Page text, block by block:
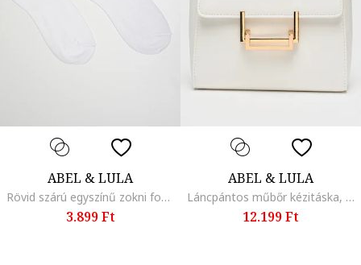
ABEL & LULA
Rövid szárú egyszínű zokni fodrokkal, Fehér
3.899 Ft
ABEL & LULA
Láncpántos műbőr kézitáska, Fehér
12.199 Ft